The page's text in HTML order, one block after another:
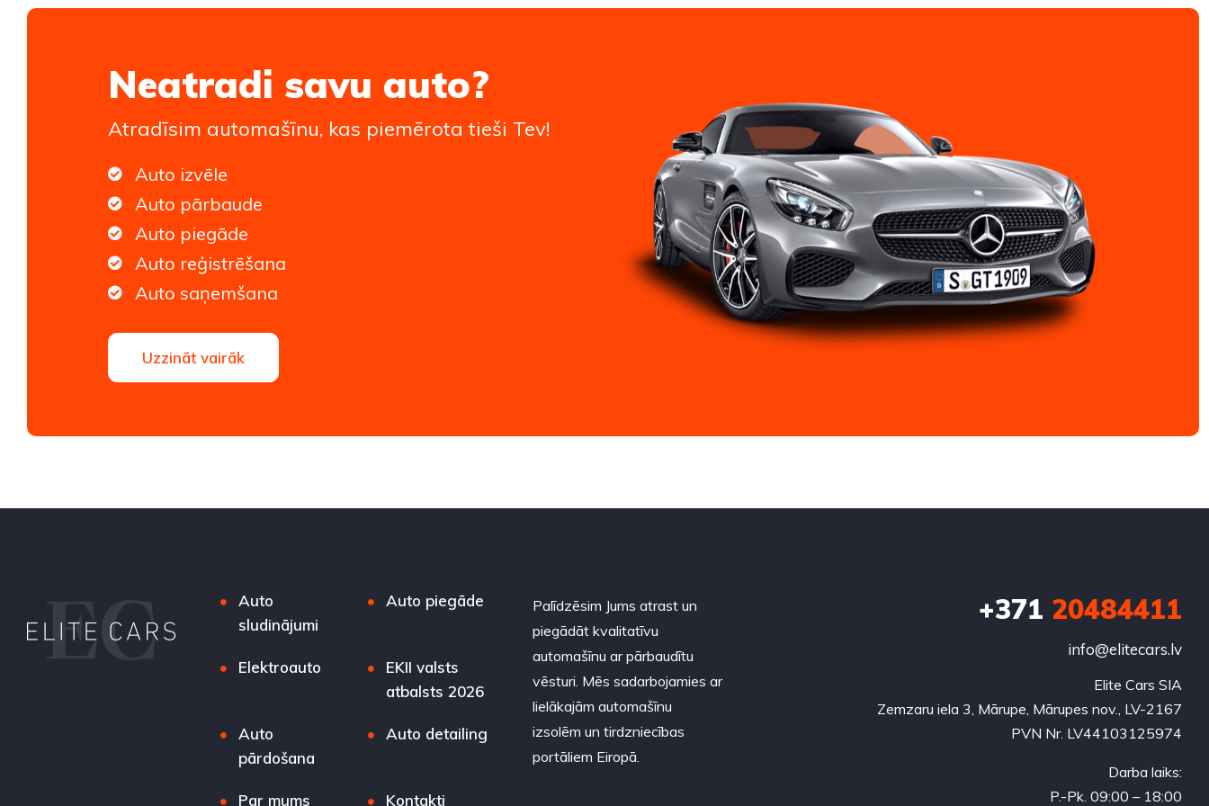
Neatradi savu auto?
Atradīsim automašīnu, kas piemērota tieši Tev!
Auto izvēle
Auto pārbaude
Auto piegāde
Auto reģistrēšana
Auto saņemšana
Uzzināt vairāk
Auto
sludinājumi
Auto piegāde
Elektroauto
EKII valsts
atbalsts 2026
Auto
pārdošana
Auto detailing
Par mums Kontakti
Palīdzēsim Jums atrast un
piegādāt kvalitatīvu
automašīnu ar pārbaudītu
vēsturi. Mēs sadarbojamies ar
lielākajām automašīnu
izsolēm un tirdzniecības
portāliem Eiropā.
+371 20484411
info@elitecars.lv
Elite Cars SIA
Zemzaru iela 3, Mārupe, Mārupes nov., LV-2167
PVN Nr. LV44103125974
Darba laiks:
P.-Pk. 09:00 – 18:00